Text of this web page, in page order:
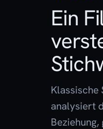
Ein
analysiert